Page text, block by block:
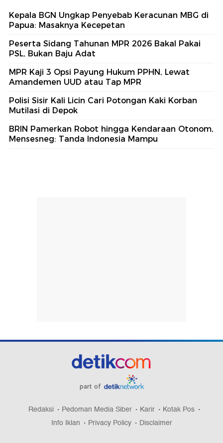
Kepala BGN Ungkap Penyebab Keracunan MBG di
Papua: Masaknya Kecepetan
Peserta Sidang Tahunan MPR 2026 Bakal Pakai
PSL, Bukan Baju Adat
MPR Kaji 3 Opsi Payung Hukum PPHN, Lewat
Amandemen UUD atau Tap MPR
Polisi Sisir Kali Licin Cari Potongan Kaki Korban
Mutilasi di Depok
BRIN Pamerkan Robot hingga Kendaraan Otonom,
Mensesneg: Tanda Indonesia Mampu
part of
Redaksi Pedoman Media Siber Karir
Kotak Pos
Info Iklan
Privacy Policy Disclaimer